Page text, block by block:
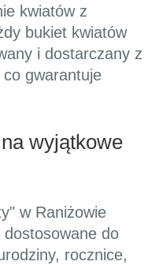
kwiatów z
bukiet kwiatów
i dostarczany z
co gwarantuje
wyjątkowe
w Raniżowie
dostosowane do
rocznice,